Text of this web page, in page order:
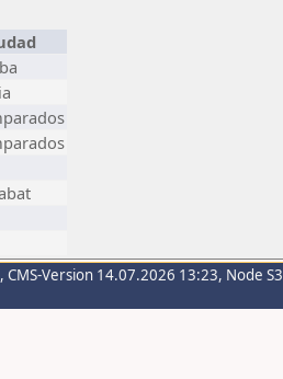
, CMS-Version 14.07.2026 13:23, Node S3